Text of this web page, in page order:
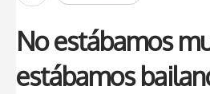
No estábamos
estábamos